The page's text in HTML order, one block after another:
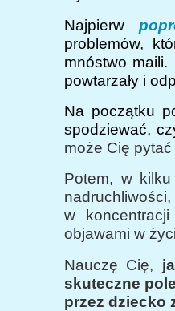
Najpierw
problemów,
mnóstwo maili.
powtarzały i
Na początku
spodziewać,
może Cię
Potem, w
w
objawami w
Nauczę Cię,
skuteczne
przez dziecko